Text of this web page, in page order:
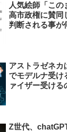
人気絵師「この
高市政権に賛同
判断される事が
アストラゼネカ
でモデルナ受け
ァイザー受ける
Z世代、